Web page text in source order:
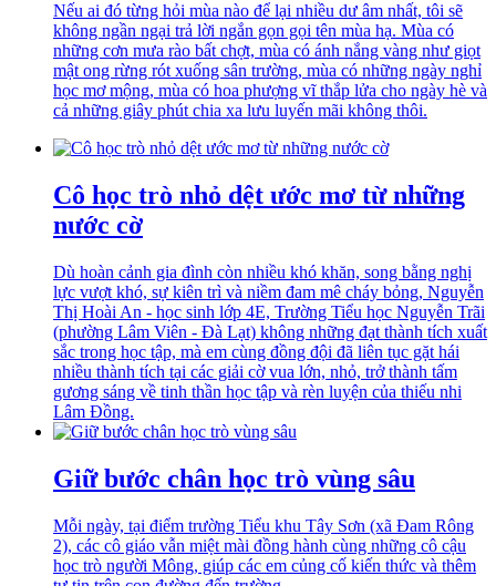
Nếu ai đó từng hỏi mùa nào để lại nhiều dư âm nhất, tôi sẽ
không ngần ngại trả lời ngắn gọn gọi tên mùa hạ. Mùa có
những cơn mưa rào bất chợt, mùa có ánh nắng vàng như giọt
mật ong rừng rót xuống sân trường, mùa có những ngày nghỉ
học mơ mộng, mùa có hoa phượng vĩ thắp lửa cho ngày hè và
cả những giây phút chia xa lưu luyến mãi không thôi.
Cô học trò nhỏ dệt ước mơ từ những
nước cờ
Dù hoàn cảnh gia đình còn nhiều khó khăn, song bằng nghị
lực vượt khó, sự kiên trì và niềm đam mê cháy bỏng, Nguyễn
Thị Hoài An - học sinh lớp 4E, Trường Tiểu học Nguyễn Trãi
(phường Lâm Viên - Đà Lạt) không những đạt thành tích xuất
sắc trong học tập, mà em cùng đồng đội đã liên tục gặt hái
nhiều thành tích tại các giải cờ vua lớn, nhỏ, trở thành tấm
gương sáng về tinh thần học tập và rèn luyện của thiếu nhi
Lâm Đồng.
Giữ bước chân học trò vùng sâu
Mỗi ngày, tại điểm trường Tiểu khu Tây Sơn (xã Đam Rông
2), các cô giáo vẫn miệt mài đồng hành cùng những cô cậu
học trò người Mông, giúp các em củng cố kiến thức và thêm